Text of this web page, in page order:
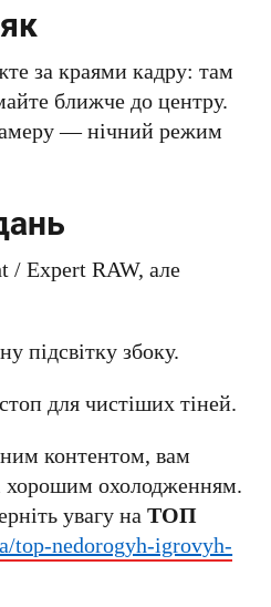
за краями кадру: там
ближче до центру.
— нічний режим
/ Expert RAW, але
підсвітку збоку.
для чистіших тіней.
контентом, вам
хорошим охолодженням.
увагу наТОП
top-nedorogyh-igrovyh-